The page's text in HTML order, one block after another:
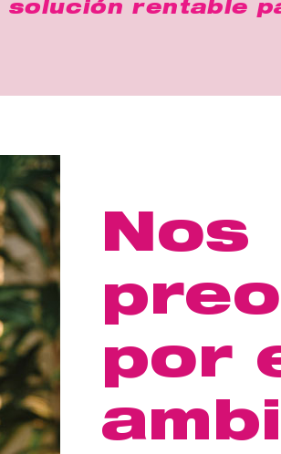
solución rentable
Nos
por